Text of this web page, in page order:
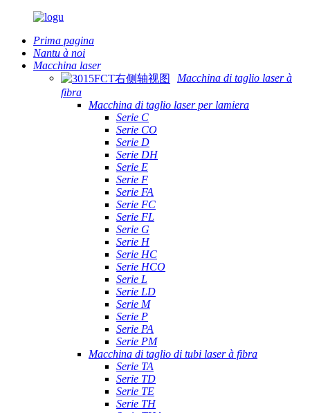
Prima pagina
Nantu à noi
Macchina laser
Macchina di taglio laser à
fibra
Macchina di taglio laser per lamiera
Serie C
Serie CO
Serie D
Serie DH
Serie E
Serie F
Serie FA
Serie FC
Serie FL
Serie G
Serie H
Serie HC
Serie HCO
Serie L
Serie LD
Serie M
Serie P
Serie PA
Serie PM
Macchina di taglio di tubi laser à fibra
Serie TA
Serie TD
Serie TE
Serie TH